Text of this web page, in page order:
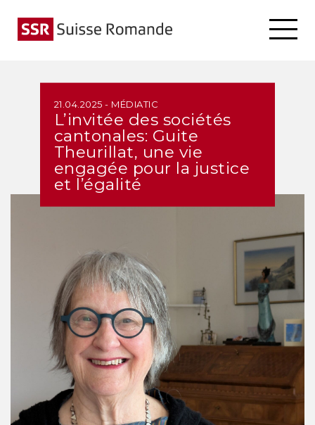
21.04.2025 - MÉDIATIC
L’invitée des sociétés
cantonales: Guite
Theurillat, une vie
engagée pour la justice
et l’égalité